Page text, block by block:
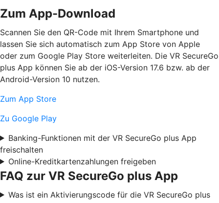
Zum App-Download
Scannen Sie den QR-Code mit Ihrem Smartphone und
lassen Sie sich automatisch zum App Store von Apple
oder zum Google Play Store weiterleiten. Die VR SecureGo
plus App können Sie ab der iOS-Version 17.6 bzw. ab der
Android-Version 10 nutzen.
Zum App Store
Zu Google Play
Banking-Funktionen mit der VR SecureGo plus App
freischalten
Online-Kreditkartenzahlungen freigeben
FAQ zur VR SecureGo plus App
Was ist ein Aktivierungscode für die VR SecureGo plus